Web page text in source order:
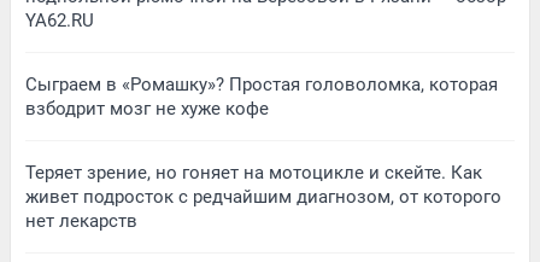
YA62.RU
Сыграем в «Ромашку»? Простая головоломка, которая
взбодрит мозг не хуже кофе
Теряет зрение, но гоняет на мотоцикле и скейте. Как
живет подросток с редчайшим диагнозом, от которого
нет лекарств